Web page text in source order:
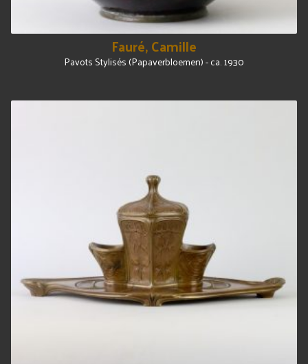
Fauré, Camille
Pavots Stylisés (Papaverbloemen) - ca. 1930